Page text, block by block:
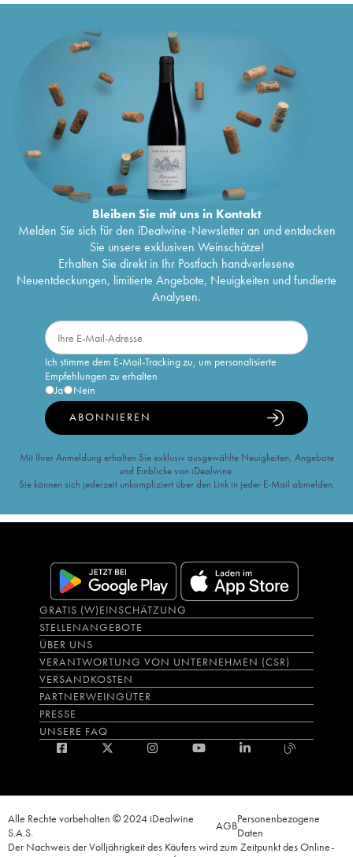
Bleiben Sie mit uns in Kontakt
Melden Sie sich für den iDealwine-Newsletter an und entdecken
Sie unsere exklusiven Weinschätze!
Erhalten Sie direkt in Ihr Postfach handverlesene
Neuentdeckungen, limitierte Angebote, Neuigkeiten und fundierte
Analysen.
Ich stimme dem E-Mail-Tracking zu, um personalisierte
Empfehlungen zu erhalten
Ja
Nein
ABONNIEREN
Mit Ihrer Anmeldung erhalten Sie exklusiv ausgewählte Neuigkeiten, Angebote
und Einblicke von iDealwine.
Sie können sich jederzeit unkompliziert über den Link in jeder E-Mail abmelden.
GRATIS (W)EINSCHÄTZUNG
STELLENANGEBOTE
ÜBER UNS
VERANTWORTUNG VON UNTERNEHMEN (CSR)
VERSANDKOSTEN
PARTNERWEINGÜTER
PRESSE
UNSERE FAQ
Alle Rechte vorbehalten © 2024 iDealwine
S.A.S.
AGBPersonenbezogene
Daten
Der Nachweis der Volljährigkeit des Käufers wird zum Zeitpunkt des Online-